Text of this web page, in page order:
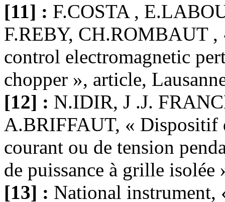
[11] : F.COSTA ,
F.REBY, CH.ROMBAUT ,
control electromagnetic
chopper », article,
[12] : N.IDIR, J .J.
A.BRIFFAUT, « Dispositif
courant ou de tension
de puissance à grille
[13] : National instrument,